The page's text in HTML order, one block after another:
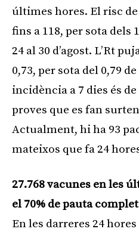
últimes hores. El risc
fins a 118, per sota dels
24 al 30 d’agost. L’Rt
0,73, per sota del 0,79
incidència a 7 dies és de
proves que es fan
Actualment, hi ha 93
mateixos que fa 24
27.768 vacunes en les
el 70% de pauta
En les darreres 24